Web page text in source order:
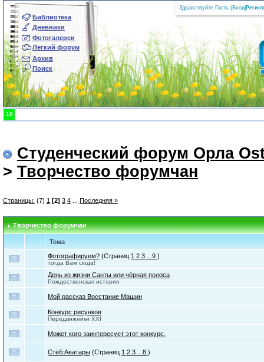
Библиотека
Дневники
Фотогалереи
Легкий форум
Архив
Поиск
Здравствуйте Гость (Вход
10
Студенческий форум Орла
> Творчество форумчан
Страницы: (7) 1 [2] 3 4... Последняя »
Творчество форумчан
Тема
Фотографируем? (Страниц 1 2 3 ...9 )
тогда Вам сюда!
День из жизни Санты или чёрная полоса
Рождественская история
Мой рассказ Восстание Машин
Конкурс рисунков
Передвижники XXI
Может кого заинтересует этот конкурс.
Стёб:Аватары (Страниц 1 2 3 ...8 )